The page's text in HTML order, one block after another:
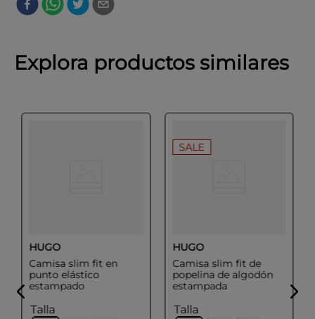
Explora productos similares
HUGO
Camisa slim fit en
punto elástico
estampado
Talla
SALE
HUGO
Camisa slim fit de
popelina de algodón
estampada
Talla